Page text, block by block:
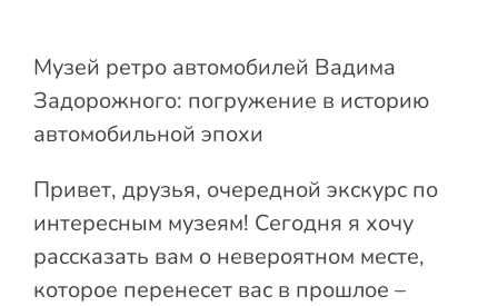
Музей ретро автомобилей Вадима
Задорожного: погружение в историю
автомобильной эпохи
Привет, друзья, очередной экскурс по
интересным музеям! Сегодня я хочу
рассказать вам о невероятном месте,
которое перенесет вас в прошлое –